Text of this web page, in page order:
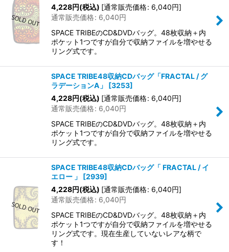
4,228円(税込) [通常販売価格: 6,040円]
通常販売価格: 6,040円
SPACE TRIBEのCD&DVDバッグ。48枚収納＋内
ポケット1つですが自分で収納ファイルを増やせる
リング式です。
SPACE TRIBE48収納CDバッグ「FRACTAL / グ
ラデーションA」
[3253]
4,228円(税込) [通常販売価格: 6,040円]
通常販売価格: 6,040円
SPACE TRIBEのCD&DVDバッグ。48枚収納＋内
ポケット1つですが自分で収納ファイルを増やせる
リング式です。
SPACE TRIBE48収納CDバッグ「 FRACTAL / イ
エロー 」
[2939]
4,228円(税込) [通常販売価格: 6,040円]
通常販売価格: 6,040円
SPACE TRIBEのCD&DVDバッグ。48枚収納＋内
ポケット1つですが自分で収納ファイルを増やせる
リング式です。現在生産していないレアな柄で
す！